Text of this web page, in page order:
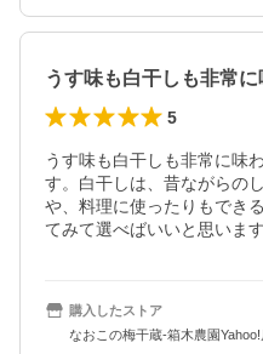
5
うす味も白干しも非常に味
す。白干しは、昔ながらの
や、料理に使ったりもでき
てみて選べばいいと思います
購入したストア
なおこの梅干蔵-箱木農園